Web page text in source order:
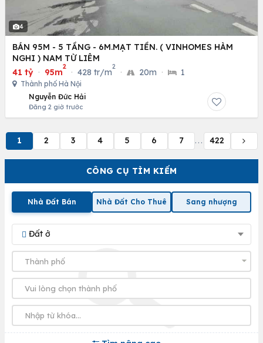
CÔNG CỤ TÌM KIẾM
Nhà Đất Bán Nhà Đất Cho Thuê Sang nhượng
Đất ở
4
BÁN 95M - 5 TẦNG - 6M.MẠT TIỀN. ( VINHOMES HÀM
NGHI ) NAM TỪ LIÊM
41 tỷ · 95m
2
· 428 tr/m
2
· 20m · 1
Thành phố Hà Nội
Nguyễn Đức Hải
Đăng 2 giờ trước
1 2 3 4 5 6 7 ... 422